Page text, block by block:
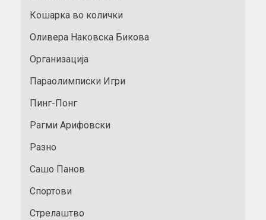
Кошарка во колички
Оливера Наковска Бикова
Организација
Параолимписки Игри
Пинг-Понг
Рагми Арифовски
Разно
Сашо Панов
Спортови
Стрелаштво